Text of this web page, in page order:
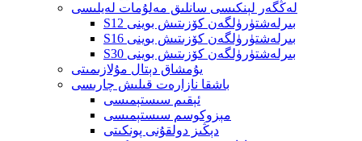
لەڭگەر لېنكىسى سانلىق مەلۇمات لەيلىسى
S12 بىرلەشتۈرۈلگەن كۆزىتىش بوينى
S16 بىرلەشتۈرۈلگەن كۆزىتىش بوينى
S30 بىرلەشتۈرۈلگەن كۆزىتىش بوينى
يۇمشاق دېتال مۇلازىمىتى
باشقا نازارەت قىلىش چارىسى
ئېقىم سىستېمىسى
مېزوكوسم سىستېمىسى
دېڭىز دولقۇنى پونكىتى